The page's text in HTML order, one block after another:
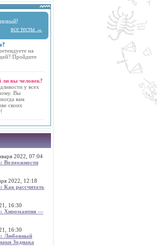
все тесты →
на
Пройдите
вы человек?
у всех
Вы
вам
своих
2022, 07:04
Возможности
2022, 12:18
Как рассчитать
16:30
Хиромантия —
16:30
Любовный
Зодиака